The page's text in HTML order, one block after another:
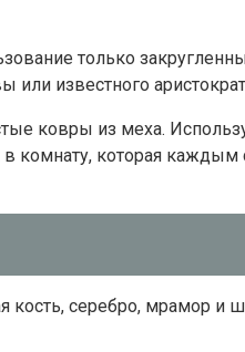
только
или известного
ковры из меха.
комнату, которая
серебро, мрамор и